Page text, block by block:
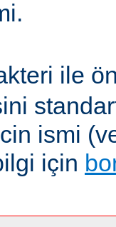
ile
ismi
için